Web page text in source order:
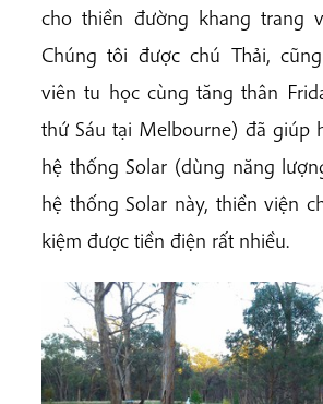
cho thiền đường khang trang
Chúng tôi được chú Thải,
viên tu học cùng tăng thân
thứ Sáu tại Melbourne) đã giúp
hệ thống Solar (dùng năng
hệ thống Solar này, thiền viện
kiệm được tiền điện rất nhiều.